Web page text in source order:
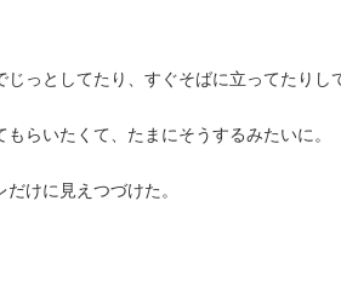
っとしてたり、すぐそばに立ってたりし
らいたくて、たまにそうするみたいに。
けに見えつづけた。